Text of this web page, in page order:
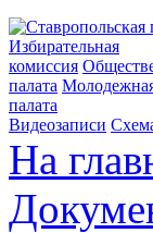
Избирательная
комиссия
палата
палата
Видеозаписи
На